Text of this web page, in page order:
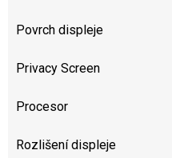
Povrch displeje
Privacy Screen
Procesor
Rozlišení displeje